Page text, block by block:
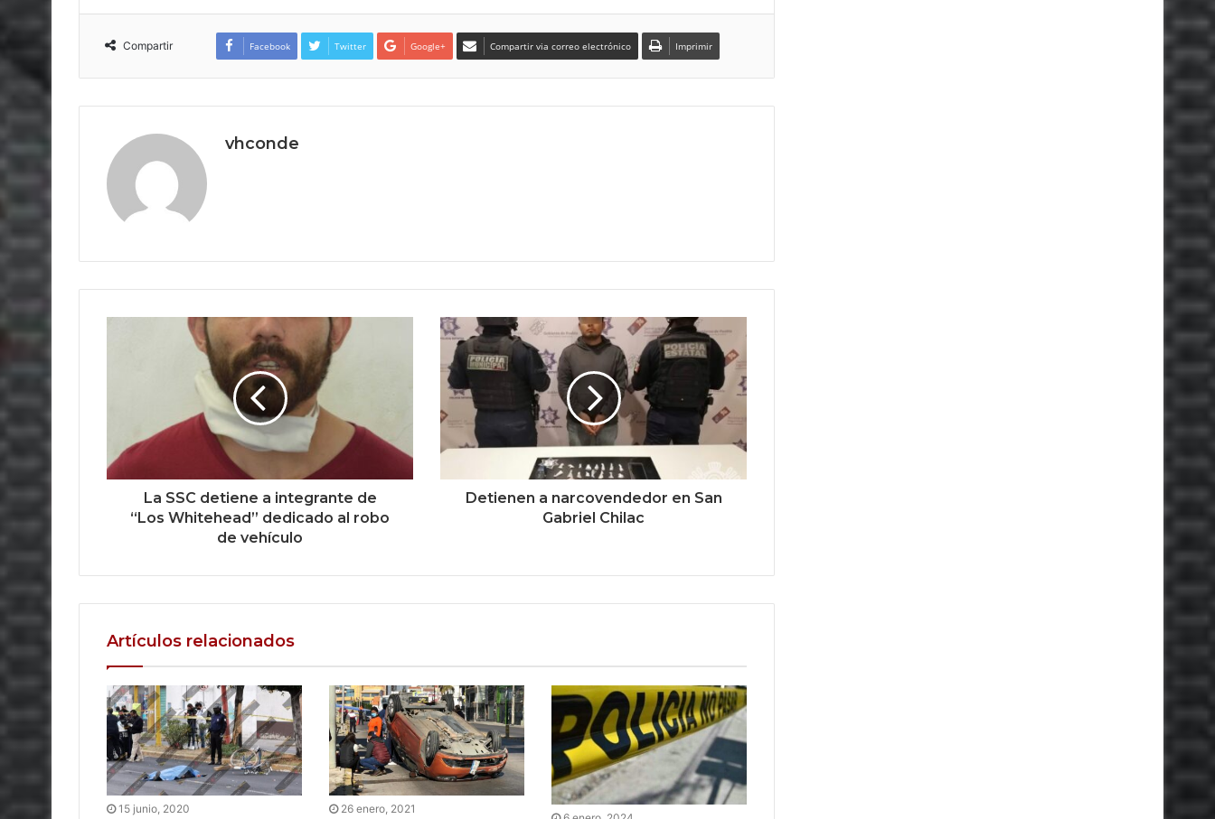
Compartir Facebook Twitter Google+ Compartir via correo electrónico Imprimir
vhconde
La SSC detiene a integrante de
“Los Whitehead” dedicado al robo
de vehículo
Detienen a narcovendedor en San
Gabriel Chilac
Artículos relacionados
15 junio, 2020 26 enero, 2021